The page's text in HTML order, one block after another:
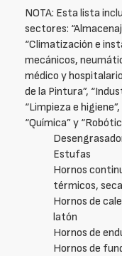
NOTA: Esta lista
sectores:
“Climatización e
mecánicos,
médico y
de la Pintura”,
“Limpieza e
“Química” y
Estufas
Hornos
térmicos,
Hornos de
latón
Hornos de
Hornos de